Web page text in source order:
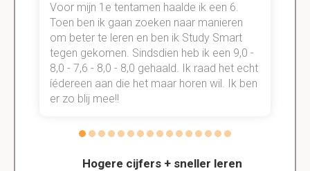
Hogere cijfers + sneller leren
Voor mijn 1e tentamen haalde ik een 6.
Toen ben ik gaan zoeken naar manieren
om beter te leren en ben ik Study Smart
tegen gekomen. Sindsdien heb ik een 9,0 -
8,0 - 7,6 - 8,0 - 8,0 gehaald. Ik raad het echt
íédereen aan die het maar horen wil. Ik ben
er zo blij mee!!